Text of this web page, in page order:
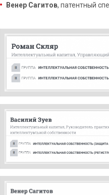
Венер Сагитов, патентный